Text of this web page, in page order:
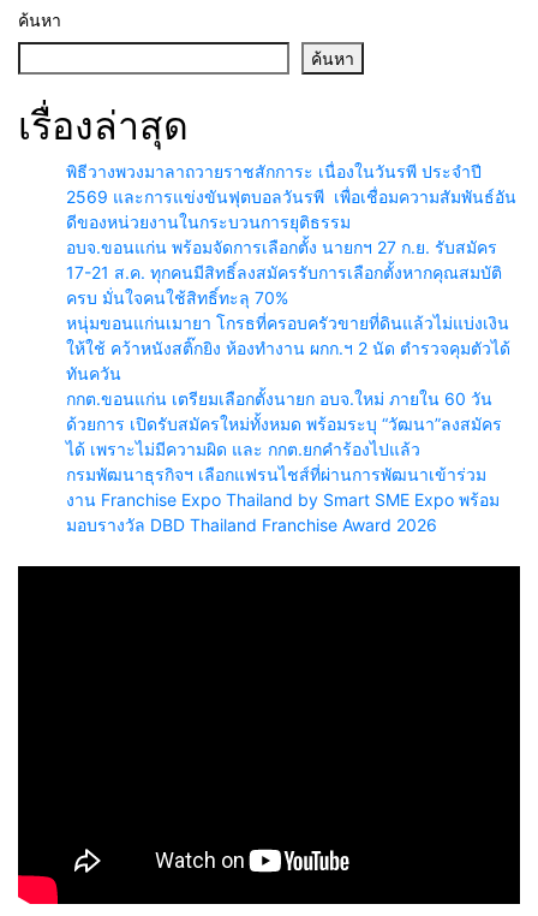
ค้นหา
ค้นหา
เรื่องล่าสุด
พิธีวางพวงมาลาถวายราชสักการะ เนื่องในวันรพี ประจำปี
2569 และการแข่งขันฟุตบอลวันรพี เพื่อเชื่อมความสัมพันธ์อัน
ดีของหน่วยงานในกระบวนการยุติธรรม
อบจ.ขอนแก่น พร้อมจัดการเลือกตั้ง นายกฯ 27 ก.ย. รับสมัคร
17-21 ส.ค. ทุกคนมีสิทธิ์ลงสมัครรับการเลือกตั้งหากคุณสมบัติ
ครบ มั่นใจคนใช้สิทธิ์ทะลุ 70%
หนุ่มขอนแก่นเมายา โกรธที่ครอบครัวขายที่ดินแล้วไม่แบ่งเงิน
ให้ใช้ คว้าหนังสติ๊กยิง ห้องทำงาน ผกก.ฯ 2 นัด ตำรวจคุมตัวได้
ทันควัน
กกต.ขอนแก่น เตรียมเลือกตั้งนายก อบจ.ใหม่ ภายใน 60 วัน
ด้วยการ เปิดรับสมัครใหม่ทั้งหมด พร้อมระบุ “วัฒนา”ลงสมัคร
ได้ เพราะไม่มีความผิด และ กกต.ยกคำร้องไปแล้ว
กรมพัฒนาธุรกิจฯ เลือกแฟรนไชส์ที่ผ่านการพัฒนาเข้าร่วม
งาน Franchise Expo Thailand by Smart SME Expo พร้อม
มอบรางวัล DBD Thailand Franchise Award 2026